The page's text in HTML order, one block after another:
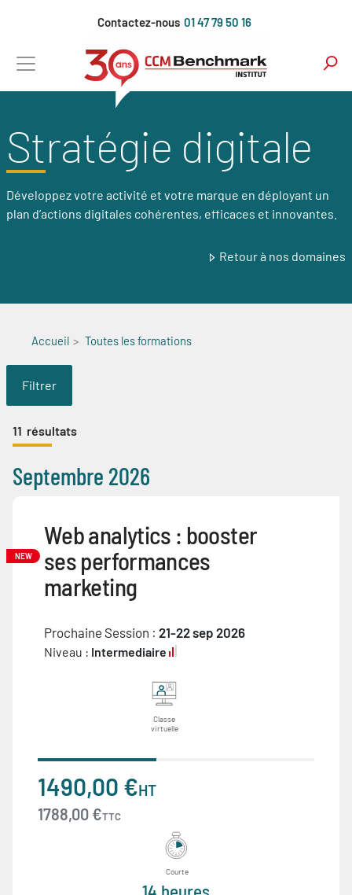
principal
Contactez-nous 01 47 79 50 16
Stratégie digitale
Développez votre activité et votre marque en déployant un
plan d’actions digitales cohérentes, efficaces et innovantes.
Retour à nos domaines
Accueil Toutes les formations
Filtrer
11 résultats
Septembre 2026
NEW
Web analytics : booster
ses performances
marketing
Prochaine Session : 21-22 sep 2026
Niveau : Intermediaire
Classe
virtuelle
1490,00 €HT
1788,00 €TTC
Courte